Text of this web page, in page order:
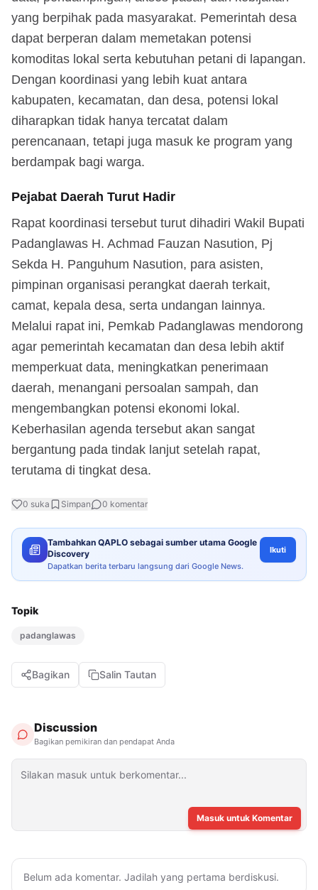
yang berpihak pada masyarakat. Pemerintah desa
dapat berperan dalam memetakan potensi
komoditas lokal serta kebutuhan petani di lapangan.
Dengan koordinasi yang lebih kuat antara
kabupaten, kecamatan, dan desa, potensi lokal
diharapkan tidak hanya tercatat dalam
perencanaan, tetapi juga masuk ke program yang
berdampak bagi warga.
Pejabat Daerah Turut Hadir
Rapat koordinasi tersebut turut dihadiri Wakil Bupati
Padanglawas H. Achmad Fauzan Nasution, Pj
Sekda H. Panguhum Nasution, para asisten,
pimpinan organisasi perangkat daerah terkait,
camat, kepala desa, serta undangan lainnya.
Melalui rapat ini, Pemkab Padanglawas mendorong
agar pemerintah kecamatan dan desa lebih aktif
memperkuat data, meningkatkan penerimaan
daerah, menangani persoalan sampah, dan
mengembangkan potensi ekonomi lokal.
Keberhasilan agenda tersebut akan sangat
bergantung pada tindak lanjut setelah rapat,
terutama di tingkat desa.
0 suka Simpan 0 komentar
Tambahkan QAPLO sebagai sumber utama Google
Discovery
Dapatkan berita terbaru langsung dari Google News.
Ikuti
Topik
padanglawas
Bagikan Salin Tautan
Discussion
Bagikan pemikiran dan pendapat Anda
Masuk untuk Komentar
Belum ada komentar. Jadilah yang pertama berdiskusi.